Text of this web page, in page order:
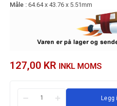
Måle : 64.64 x 43.76 x 5.51mm
127,00 KR INKL MOMS
Legg